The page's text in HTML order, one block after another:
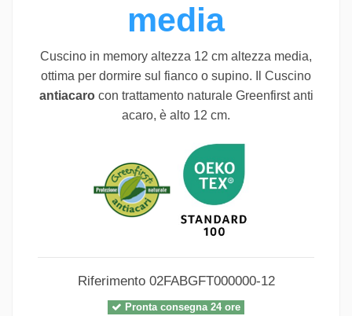
media
Cuscino in memory altezza 12 cm altezza media,
ottima per dormire sul fianco o supino. Il Cuscino
antiacarocon trattamento naturale Greenfirst anti
acaro, è alto 12 cm.
Riferimento 02FABGFT000000-12
Pronta consegna 24 ore